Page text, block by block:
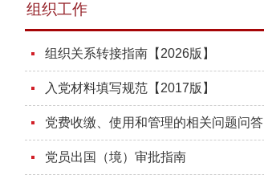
组织工作
组织关系转接指南【2026版】
入党材料填写规范【2017版】
党费收缴、使用和管理的相关问题问答
党员出国（境）审批指南